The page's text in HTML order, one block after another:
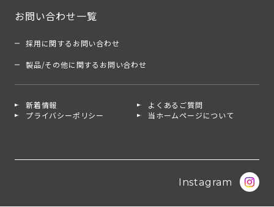
お問い合わせ一覧
採用に関するお問い合わせ
製品/その他に関するお問い合わせ
新着情報
よくあるご質問
プライバシーポリシー
当ホームページについて
Instagram